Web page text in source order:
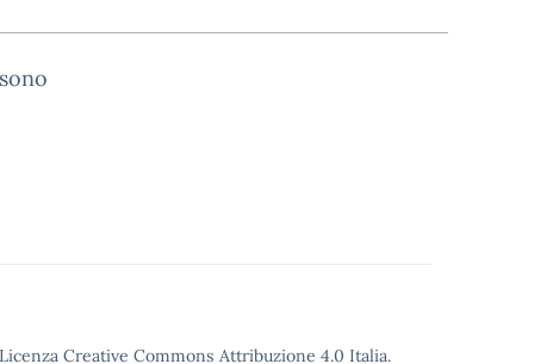
Creative Commons Attribuzione 4.0 Italia.